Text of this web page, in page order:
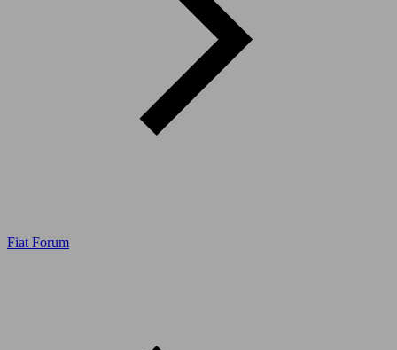
Fiat Forum